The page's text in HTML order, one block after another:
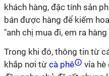
khách hàng, đặc tính sản
bán được hàng để kiếm
"anh chị mua đi, em ra hàng
Trong khi đó, thông tin từ
khắp nơi từ cà phê
vỉa hè